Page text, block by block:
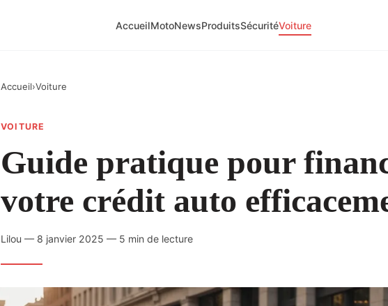
AccueilMotoNewsProduitsSécuritéVoiture
Accueil›Voiture
VOITURE
Guide pratique pour
votre crédit auto
Lilou — 8 janvier 2025 — 5 min de lecture